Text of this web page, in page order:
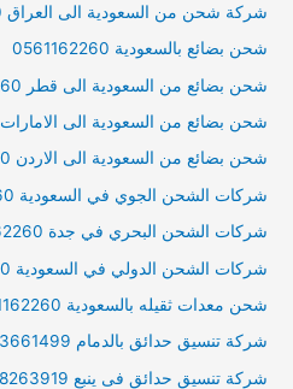
شركة شحن من السعودية الى العراق 0561162260
شحن بضائع بالسعودية 0561162260
شحن بضائع من السعودية الى قطر 0561162260
شحن بضائع من السعودية الى الامارات 0561162260
شحن بضائع من السعودية الى الاردن 0561162260
شركات الشحن الجوي في السعودية 0561162260
شركات الشحن البحري في جدة 0561162260
شركات الشحن الدولي في السعودية 0561162260
شحن معدات ثقيله بالسعودية 0561162260
شركة تنسيق حدائق بالدمام 0573661499
شركة تنسيق حدائق فى ينبع 0538263919 تنسيق حدائق ينبع